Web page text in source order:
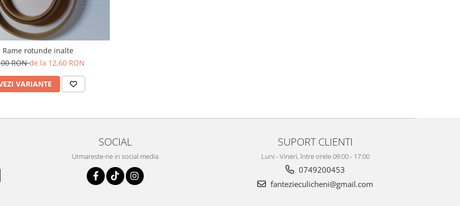
Rame rotunde inalte
RONde la 12,60 RON
VARIANTE
SOCIAL
Urmareste-ne in social media
SUPORT CLIENTI
Luni - Vineri, între orele 09:00 - 17:00
0749200453
fantezieculicheni@gmail.com